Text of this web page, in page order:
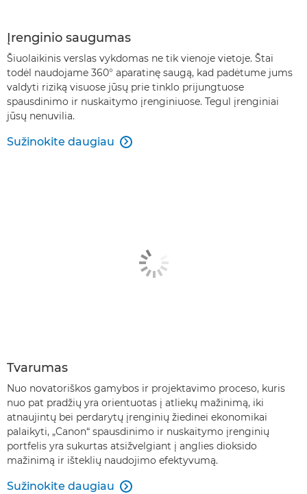
Įrenginio saugumas
Šiuolaikinis verslas vykdomas ne tik vienoje vietoje. Štai
todėl naudojame 360° aparatinę saugą, kad padėtume jums
valdyti riziką visuose jūsų prie tinklo prijungtuose
spausdinimo ir nuskaitymo įrenginiuose. Tegul įrenginiai
jūsų nenuvilia.
Sužinokite daugiau 
Tvarumas
Nuo novatoriškos gamybos ir projektavimo proceso, kuris
nuo pat pradžių yra orientuotas į atliekų mažinimą, iki
atnaujintų bei perdarytų įrenginių žiedinei ekonomikai
palaikyti, „Canon“ spausdinimo ir nuskaitymo įrenginių
portfelis yra sukurtas atsižvelgiant į anglies dioksido
mažinimą ir išteklių naudojimo efektyvumą.
Sužinokite daugiau 